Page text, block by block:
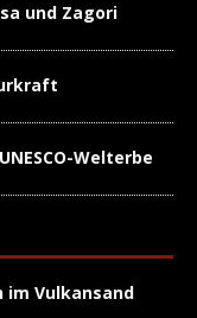
und Zagori
Welterbe
im Vulkansand